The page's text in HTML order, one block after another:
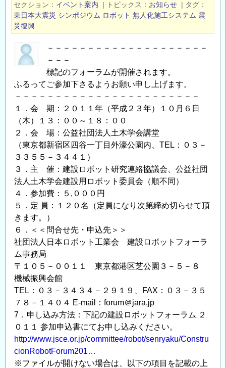
知
識
原
発
所
の
廃
止
置
い
て」
開
催
案
内
の
セクション
イベント案内 | トピックス お知らせ | タグ
東日本大震災 シンポジウム ロボット 無人化施工システム 震
災復興
－－－－－－－－－－－－－－－－－－－－
－－－
標記のフォーラムが開催されます。
ふるってご参加下さるようお願い申し上げます。
－－－－－－－－－－－－－－－－－－－－－－－
１．会 期：２０１１年（平成２３年）１０月６日
（木）１３：００～１８：００
２．会 場：公益社団法人土木学会講堂
（東京都新宿区四谷一丁目外濠公園内、TEL：０３－
３３５５－３４４１）
３．主 催：建設ロボット研究連絡協議会、公益社団
法人土木学会建設用ロボット委員会（順不同）
４．参加費：５,０００円
５．定 員：１２０名（定員になり次第締め切らせて頂
きます。）
６．＜＜問合せ先・申込先＞＞
社団法人日本ロボット工業会 建設ロボットフォーラ
ム事務局
〒１０５－００１１ 東京都港区芝公園３－５－８
機械振興会館
TEL：０３－３４３４－２９１９、FAX：０３－３５
７８－１４０４ E-mail：forum＠jara.jp
7．申し込み方法：下記の建設ロボットフォーラム ２
０１１ 参加申込書にてお申し込みください。
http://www.jsce.or.jp/committee/robot/senryaku/Constru
cionRobotForum201…
※ファイルが開けない場合は、以下の項目を記載の上